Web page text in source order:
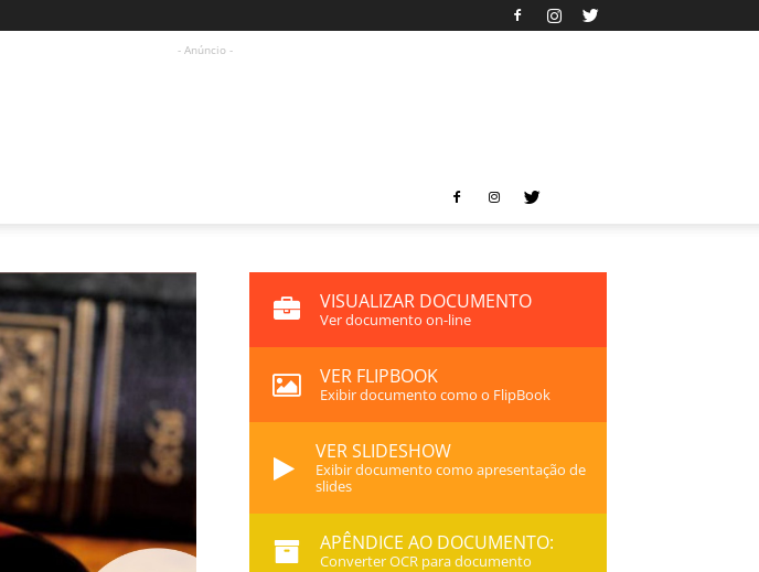
- Anúncio -
VISUALIZAR DOCUMENTO
Ver documento on-line
VER FLIPBOOK
Exibir documento como o FlipBook
VER SLIDESHOW
Exibir documento como apresentação de
slides
APÊNDICE AO DOCUMENTO:
Converter OCR para documento